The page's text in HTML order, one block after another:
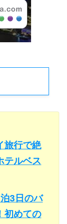
旅行で絶
テルベス
3日のバ
初めての